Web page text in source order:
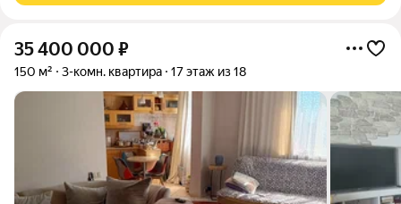
35 400 000 ₽
150 м² 3-комн. квартира 17 этаж из 18